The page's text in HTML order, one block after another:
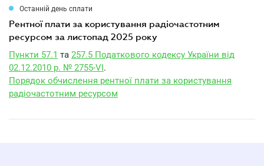
Останній день сплати
рентної плати за користування радіочастотним
ресурсом за листопад 2025 року
Пункти 57.1 та 257.5 Податкового кодексу України від
02.12.2010 р. № 2755-VI.
Порядок обчислення рентної плати за користування
радіочастотним ресурсом